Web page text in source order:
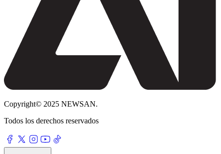
Copyright© 2025 NEWSAN.
Todos los derechos reservados